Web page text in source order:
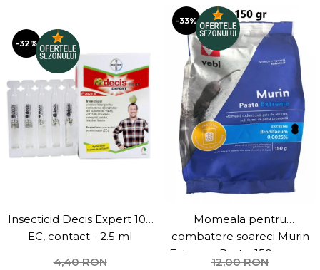
-32%
Insecticid Decis Expert 100
EC, contact - 2.5 ml
4,40 RON
-33%
Momeala pentru
combatere soareci Murin
Extreme Pasta, 150 grame
12,00 RON